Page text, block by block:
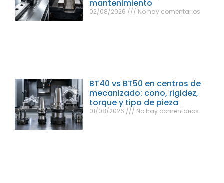
mantenimiento
02/08/2026 No hay comentarios
BT40 vs BT50 en centros de
mecanizado: cono, rigidez,
torque y tipo de pieza
01/08/2026 No hay comentarios